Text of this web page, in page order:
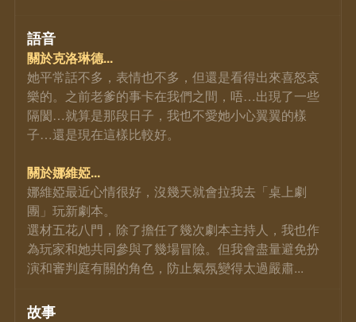
語音
關於克洛琳德...
她平常話不多，表情也不多，但還是看得出來喜怒哀
樂的。之前老爹的事卡在我們之間，唔…出現了一些
隔閡…就算是那段日子，我也不愛她小心翼翼的樣
子…還是現在這樣比較好。
關於娜維婭...
娜維婭最近心情很好，沒幾天就會拉我去「桌上劇
團」玩新劇本。
選材五花八門，除了擔任了幾次劇本主持人，我也作
為玩家和她共同參與了幾場冒險。但我會盡量避免扮
演和審判庭有關的角色，防止氣氛變得太過嚴肅...
故事